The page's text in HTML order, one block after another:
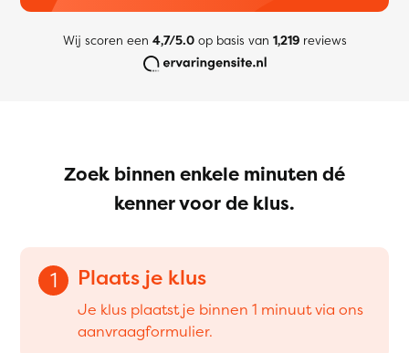
Wij scoren een 4,7/5.0op basis van 1,219reviews
Zoek binnen enkele minuten dé
kenner voor de klus.
1 Plaats je klus
Je klus plaatst je binnen 1 minuut via ons
aanvraagformulier.